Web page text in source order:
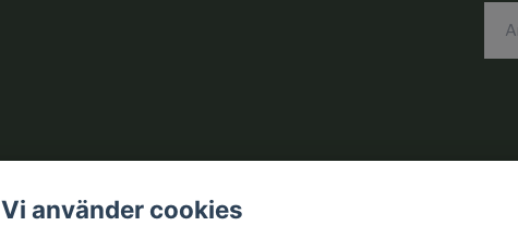
Vi använder cookies